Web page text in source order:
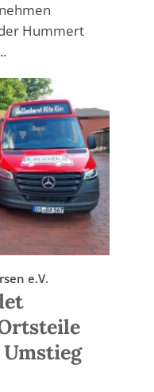
Hummert
e.V.